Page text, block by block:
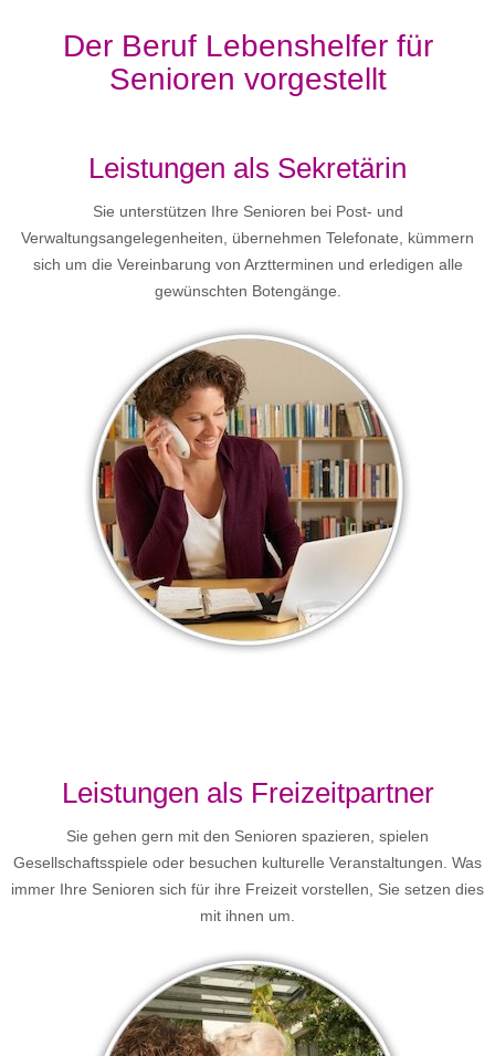
Der Beruf Lebenshelfer für
Senioren vorgestellt
Leistungen als Sekretärin
Sie unterstützen Ihre Senioren bei Post- und
Verwaltungsangelegenheiten, übernehmen Telefonate, kümmern
sich um die Vereinbarung von Arztterminen und erledigen alle
gewünschten Botengänge.
Leistungen als Freizeitpartner
Sie gehen gern mit den Senioren spazieren, spielen
Gesellschaftsspiele oder besuchen kulturelle Veranstaltungen. Was
immer Ihre Senioren sich für ihre Freizeit vorstellen, Sie setzen dies
mit ihnen um.